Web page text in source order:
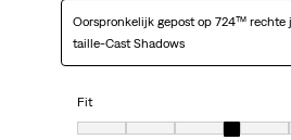
Oorspronkelijk gepost op 724™ rechte
taille-Cast Shadows
Fit
Fit, 4 van 7, waarbij 1 gelijk is aan